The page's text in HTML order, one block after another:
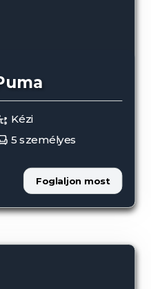
Kézi
5 személyes
Foglaljon most